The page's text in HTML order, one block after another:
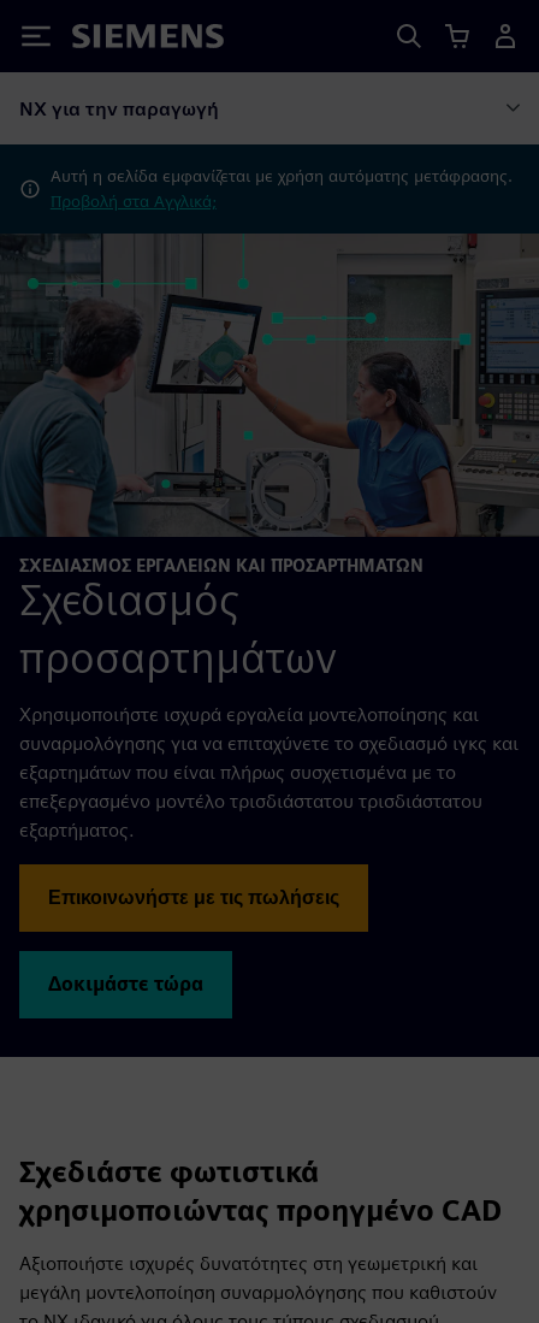
Siemens
NX για την παραγωγή
Αυτή η σελίδα εμφανίζεται με χρήση αυτόματης μετάφρασης.
Προβολή στα Αγγλικά;
ΣΧΕΔΙΑΣΜΌΣ ΕΡΓΑΛΕΊΩΝ ΚΑΙ ΠΡΟΣΑΡΤΗΜΆΤΩΝ
Σχεδιασμός
προσαρτημάτων
Χρησιμοποιήστε ισχυρά εργαλεία μοντελοποίησης και
συναρμολόγησης για να επιταχύνετε το σχεδιασμό ιγκς και
εξαρτημάτων που είναι πλήρως συσχετισμένα με το
επεξεργασμένο μοντέλο τρισδιάστατου τρισδιάστατου
εξαρτήματος.
Επικοινωνήστε με τις πωλήσεις
Δοκιμάστε τώρα
Σχεδιάστε φωτιστικά
χρησιμοποιώντας προηγμένο CAD
Αξιοποιήστε ισχυρές δυνατότητες στη γεωμετρική και
μεγάλη μοντελοποίηση συναρμολόγησης που καθιστούν